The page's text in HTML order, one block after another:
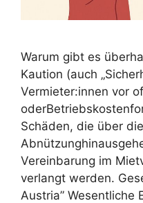
Warum gibt es
Kaution (auch
Vermieter:innen vor
Schäden, die über
Vereinbarung im
verlangt werden.
Austria” Wesentliche